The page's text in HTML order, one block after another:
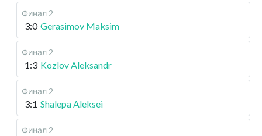
Финал 2
3:0 Gerasimov Maksim
Финал 2
1:3 Kozlov Aleksandr
Финал 2
3:1 Shalepa Aleksei
Финал 2